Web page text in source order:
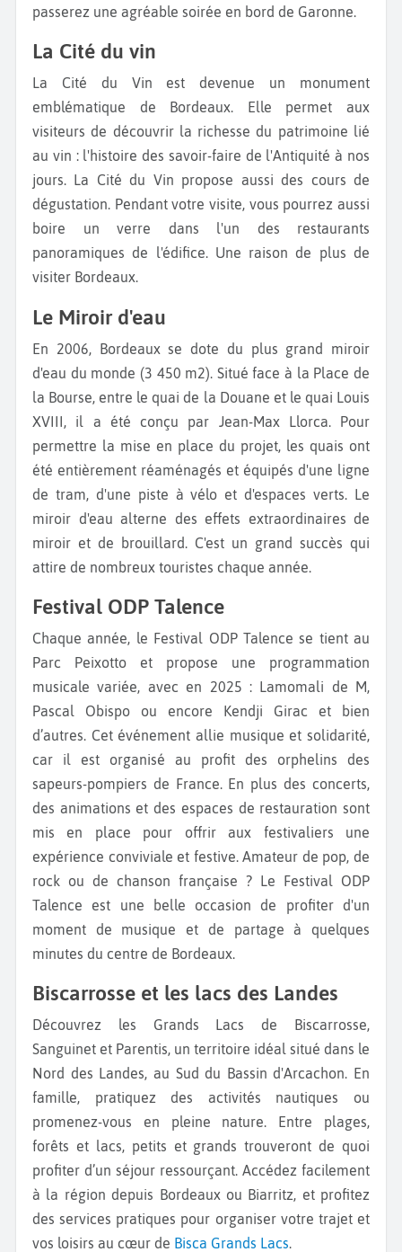
passerez une agréable soirée en bord de Garonne.
La Cité du vin
La Cité du Vin est devenue un monument
emblématique de Bordeaux. Elle permet aux
visiteurs de découvrir la richesse du patrimoine lié
au vin : l'histoire des savoir-faire de l'Antiquité à nos
jours. La Cité du Vin propose aussi des cours de
dégustation. Pendant votre visite, vous pourrez aussi
boire un verre dans l'un des restaurants
panoramiques de l'édifice. Une raison de plus de
visiter Bordeaux.
Le Miroir d'eau
En 2006, Bordeaux se dote du plus grand miroir
d'eau du monde (3 450 m2). Situé face à la Place de
la Bourse, entre le quai de la Douane et le quai Louis
XVIII, il a été conçu par Jean-Max Llorca. Pour
permettre la mise en place du projet, les quais ont
été entièrement réaménagés et équipés d'une ligne
de tram, d'une piste à vélo et d'espaces verts. Le
miroir d'eau alterne des effets extraordinaires de
miroir et de brouillard. C'est un grand succès qui
attire de nombreux touristes chaque année.
Festival ODP Talence
Chaque année, le Festival ODP Talence se tient au
Parc Peixotto et propose une programmation
musicale variée, avec en 2025 : Lamomali de M,
Pascal Obispo ou encore Kendji Girac et bien
d’autres. Cet événement allie musique et solidarité,
car il est organisé au profit des orphelins des
sapeurs-pompiers de France. En plus des concerts,
des animations et des espaces de restauration sont
mis en place pour offrir aux festivaliers une
expérience conviviale et festive. Amateur de pop, de
rock ou de chanson française ? Le Festival ODP
Talence est une belle occasion de profiter d'un
moment de musique et de partage à quelques
minutes du centre de Bordeaux.
Biscarrosse et les lacs des Landes
Découvrez les Grands Lacs de Biscarrosse,
Sanguinet et Parentis, un territoire idéal situé dans le
Nord des Landes, au Sud du Bassin d'Arcachon. En
famille, pratiquez des activités nautiques ou
promenez-vous en pleine nature. Entre plages,
forêts et lacs, petits et grands trouveront de quoi
profiter d’un séjour ressourçant. Accédez facilement
à la région depuis Bordeaux ou Biarritz, et profitez
des services pratiques pour organiser votre trajet et
vos loisirs au cœur de Bisca Grands Lacs.